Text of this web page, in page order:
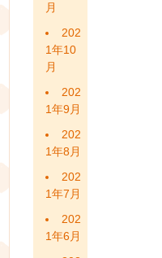
月
202
1年10
月
202
1年9月
202
1年8月
202
1年7月
202
1年6月